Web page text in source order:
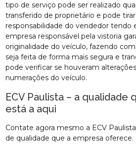
tipo de serviço pode ser realizado
transferido de proprietário e pode
responsabilidade do vendedor tendo
empresa responsável pela vistoria
originalidade do veículo, fazendo
seja feita de forma mais segura e
pode verificar se houveram
numerações do veículo.
ECV Paulista – a qualidade
está a aqui
Contate agora mesmo a ECV
de qualidade que a empresa oferece.